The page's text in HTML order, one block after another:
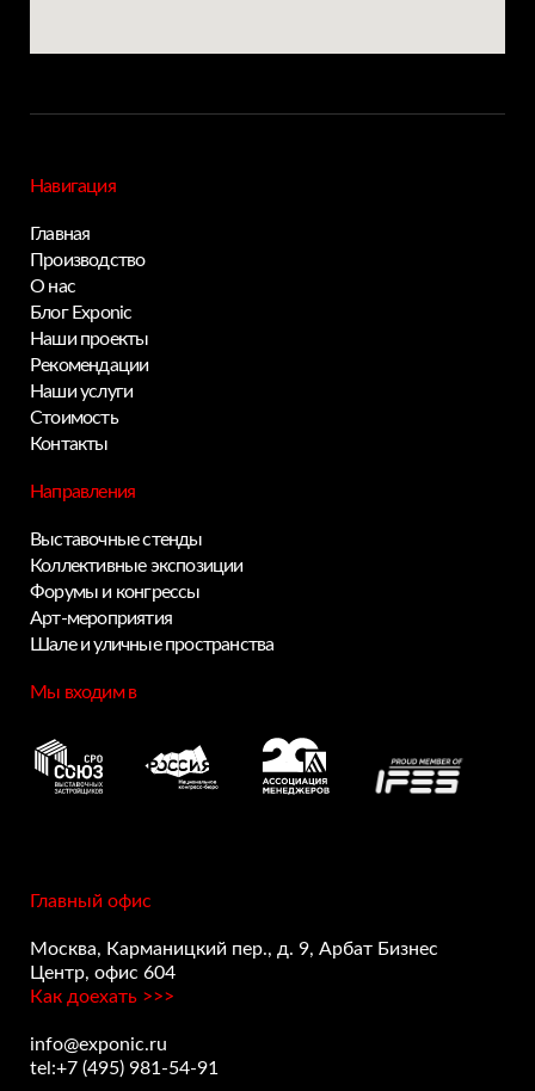
Навигация
Главная
Производство
О нас
Блог Exponic
Наши проекты
Рекомендации
Наши услуги
Стоимость
Контакты
Направления
Выставочные стенды
Коллективные экспозиции
Форумы и конгрессы
Арт-мероприятия
Шале и уличные пространства
Мы входим в
Главный офис
Москва, Карманицкий пер., д. 9, Арбат Бизнес
Центр, офис 604
info@exponic.ru
tel:+7 (495) 981-54-91
Как доехать >>>